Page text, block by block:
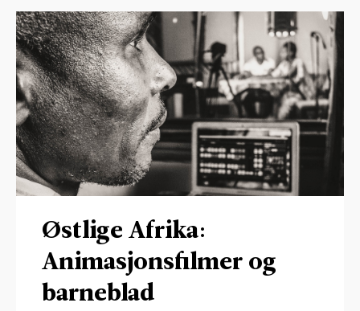
Østlige Afrika:
Animasjonsfilmer og
barneblad